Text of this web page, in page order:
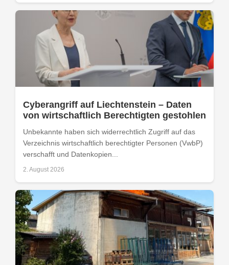
Cyberangriff auf Liechtenstein – Daten
von wirtschaftlich Berechtigten gestohlen
Unbekannte haben sich widerrechtlich Zugriff auf das
Verzeichnis wirtschaftlich berechtigter Personen (VwbP)
verschafft und Datenkopien...
2. August 2026